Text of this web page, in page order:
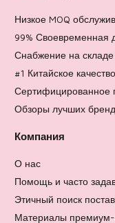
Низкое MOQ
99% Своевременная
Снабжение на складе
#1 Китайское
Сертифицированное
Обзоры лучших
Компания
О нас
Помощь и часто
Этичный поиск
Материалы премиум-